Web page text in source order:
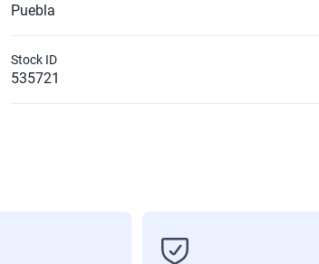
Puebla
535721
Stock ID